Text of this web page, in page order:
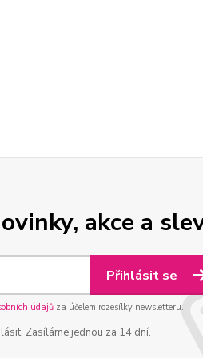
akce a
Přihlásit se
údajůza účelem rozesílky newsletteru.
Zasíláme jednou za 14 dní.